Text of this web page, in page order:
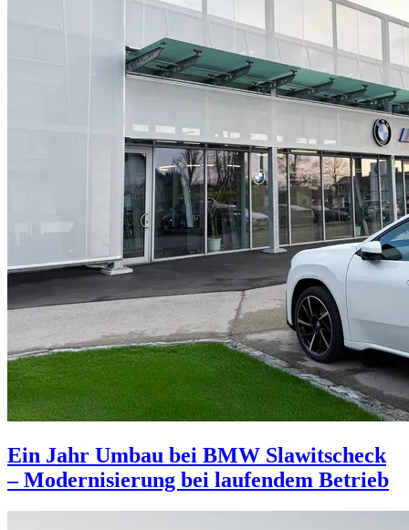
Ein Jahr Umbau bei BMW Slawitscheck
– Modernisierung bei laufendem Betrieb